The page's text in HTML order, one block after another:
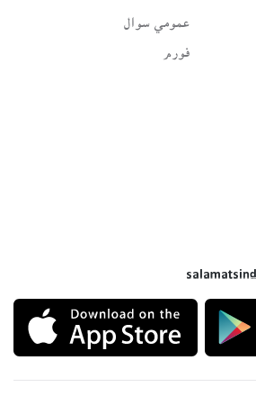
عمومي سوال
فورم